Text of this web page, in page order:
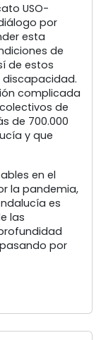
USO-
por
esta
de
de estos
complicada
de
de 700.000
y que
en el
la pandemia,
es
las
por